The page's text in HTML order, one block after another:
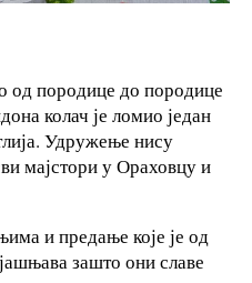
од породице до породице
колач је ломио један
Удружење нису
мајстори у Ораховцу и
и предање које је од
зашто они славе